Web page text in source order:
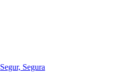
Segur, Segura